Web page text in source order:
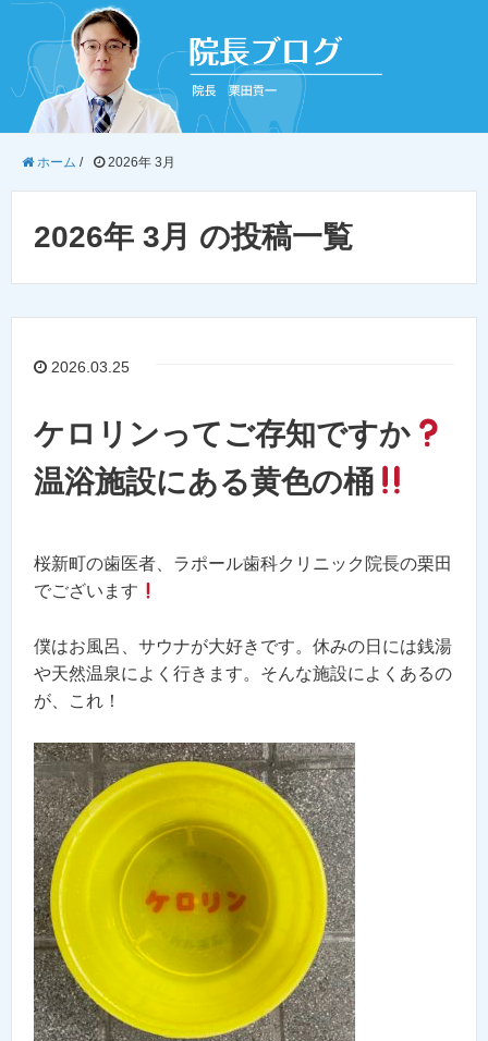
ホーム / 2026年 3月
2026年 3月 の投稿一覧
2026.03.25
ケロリンってご存知ですか
温浴施設にある黄色の桶
桜新町の歯医者、ラポール歯科クリニック院長の栗田
でございます
僕はお風呂、サウナが大好きです。休みの日には銭湯
や天然温泉によく行きます。そんな施設によくあるの
が、これ！